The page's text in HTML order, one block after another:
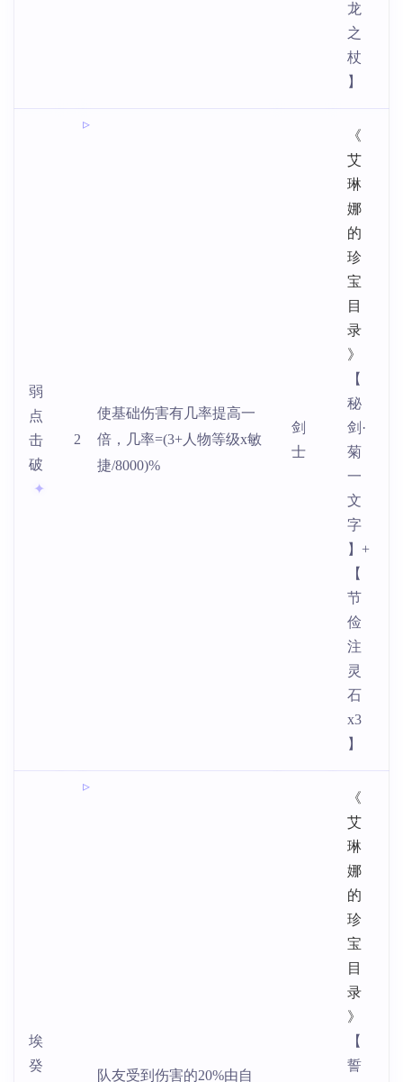
龙
之
杖
】
弱
点
击
破
2
使基础伤害有几率提高一
倍，几率=(3+人物等级x敏
捷/8000)%
剑
士
《
艾
琳
娜
的
珍
宝
目
录
》
【
秘
剑·
菊
一
文
字
】+
【
节
俭
注
灵
石
x3
】
埃
癸
队友受到伤害的20%由自
《
艾
琳
娜
的
珍
宝
目
录
》
【
誓